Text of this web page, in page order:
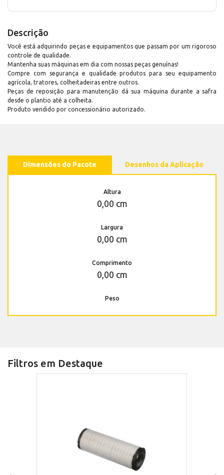
Descrição
Você está adquirindo peças e equipamentos que passam por um rigoroso
controle de qualidade.
Mantenha suas máquinas em dia com nossas peças genuínas!
Compre com segurança e qualidade produtos para seu equipamento
agrícola, tratores, colheitadeiras entre outros.
Peças de reposição para manutenção dá sua máquina durante a safra
desde o plantio até a colheita.
Produto vendido por concessionário autorizado.
Dimensões do Pacote Desenhos da Aplicação
Altura
0,00 cm
Largura
0,00 cm
Comprimento
0,00 cm
Peso
Filtros em Destaque